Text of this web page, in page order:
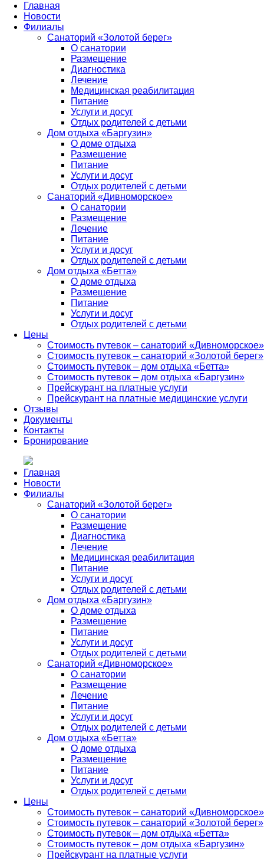
Главная
Новости
Филиалы
Санаторий «Золотой берег»
О санатории
Размещение
Диагностика
Лечение
Медицинская реабилитация
Питание
Услуги и досуг
Отдых родителей с детьми
Дом отдыха «Баргузин»
О доме отдыха
Размещение
Питание
Услуги и досуг
Отдых родителей с детьми
Санаторий «Дивноморское»
О санатории
Размещение
Лечение
Питание
Услуги и досуг
Отдых родителей с детьми
Дом отдыха «Бетта»
О доме отдыха
Размещение
Питание
Услуги и досуг
Отдых родителей с детьми
Цены
Стоимость путевок – санаторий «Дивноморское»
Стоимость путевок – санаторий «Золотой берег»
Стоимость путевок – дом отдыха «Бетта»
Стоимость путевок – дом отдыха «Баргузин»
Прейскурант на платные услуги
Прейскурант на платные медицинские услуги
Отзывы
Документы
Контакты
Бронирование
Главная
Новости
Филиалы
Санаторий «Золотой берег»
О санатории
Размещение
Диагностика
Лечение
Медицинская реабилитация
Питание
Услуги и досуг
Отдых родителей с детьми
Дом отдыха «Баргузин»
О доме отдыха
Размещение
Питание
Услуги и досуг
Отдых родителей с детьми
Санаторий «Дивноморское»
О санатории
Размещение
Лечение
Питание
Услуги и досуг
Отдых родителей с детьми
Дом отдыха «Бетта»
О доме отдыха
Размещение
Питание
Услуги и досуг
Отдых родителей с детьми
Цены
Стоимость путевок – санаторий «Дивноморское»
Стоимость путевок – санаторий «Золотой берег»
Стоимость путевок – дом отдыха «Бетта»
Стоимость путевок – дом отдыха «Баргузин»
Прейскурант на платные услуги